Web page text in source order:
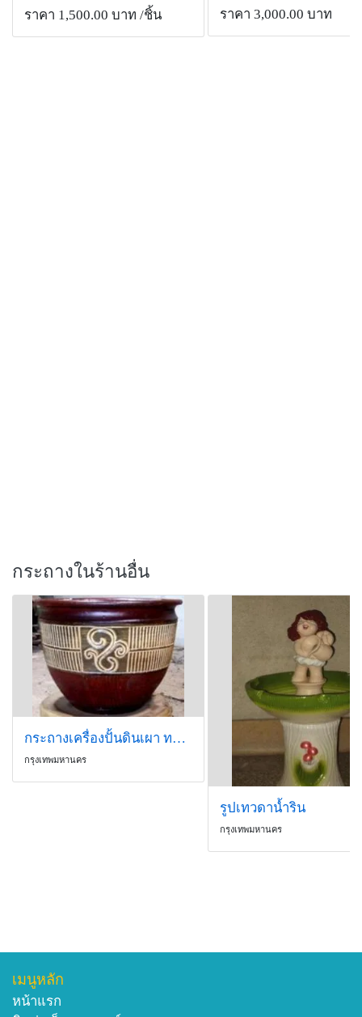
ราคา 1,500.00 บาท /ชิ้น ราคา 3,000.00 บาท
กระถางในร้านอื่น
กระถางเครื่องปั้นดินเผา ทรงกลม
กรุงเทพมหานคร
รูปเทวดาน้ำริน
กรุงเทพมหานคร
เมนูหลัก
หน้าแรก